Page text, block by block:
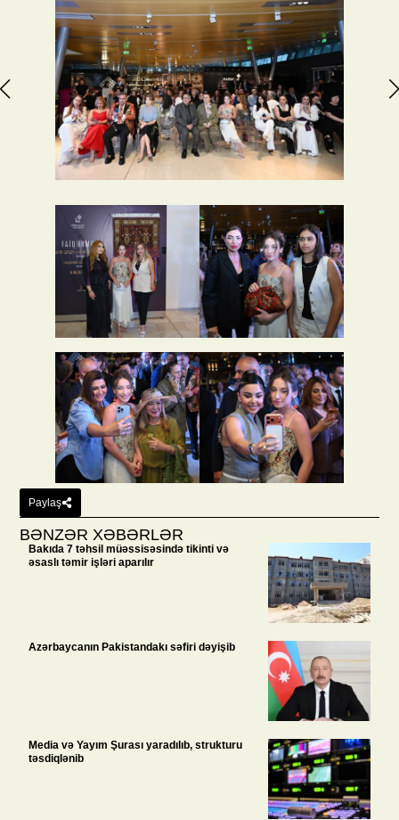
Paylaş
BƏNZƏR XƏBƏRLƏR
Bakıda 7 təhsil müəssisəsində tikinti və
əsaslı təmir işləri aparılır
Azərbaycanın Pakistandakı səfiri dəyişib
Media və Yayım Şurası yaradılıb, strukturu
təsdiqlənib